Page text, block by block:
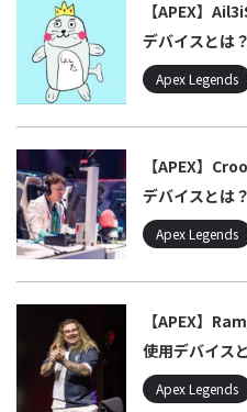
【APEX】
デバイスとは
Apex Legends
【APEX】
デバイスとは
Apex Legends
【APEX】
使用デバイス
Apex Legends